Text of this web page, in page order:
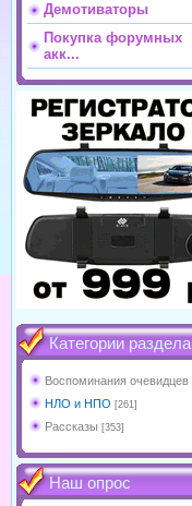
Демотиваторы
Покупка форумных
акк...
Категории раздела
Воспоминания очевидцев
НЛО и НПО [261]
Рассказы [353]
Наш опрос